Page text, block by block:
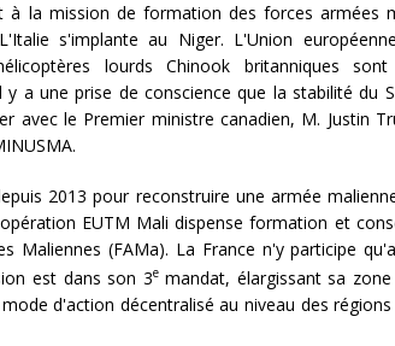
la mission de formation des forces armées
s'implante au Niger. L'Union
lourds Chinook britanniques sont
a une prise de conscience que la stabilité du
avec le Premier ministre canadien, M. Justin
2013 pour reconstruire une armée
EUTM Mali dispense formation et
Maliennes (FAMa). La France n'y participe
est dans son 3emandat, élargissant sa zone
d'action décentralisé au niveau des régions